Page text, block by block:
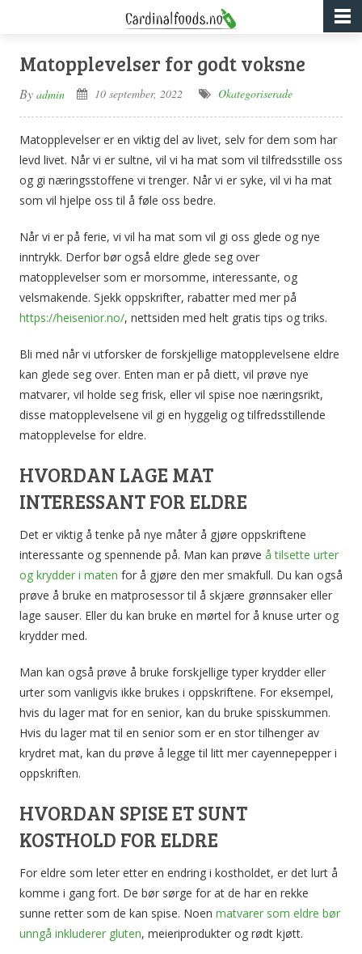
Matopplevelser for godt voksne
By admin 10 september, 2022 Okategoriserade
Matopplevelser er en viktig del av livet, selv for dem som har
levd livet. Når vi er sultne, vil vi ha mat som vil tilfredsstille oss
og gi næringsstoffene vi trenger. Når vi er syke, vil vi ha mat
som vil hjelpe oss til å føle oss bedre.
Når vi er på ferie, vi vil ha mat som vil gi oss glede og nye
inntrykk. Derfor bør også eldre glede seg over
matopplevelser som er morsomme, interessante, og
velsmakende. Sjekk oppskrifter, rabatter med mer på
https://heisenior.no/, nettsiden med helt gratis tips og triks.
Bli med når vi utforsker de forskjellige matopplevelsene eldre
kan glede seg over. Enten man er på diett, vil prøve nye
matvarer, vil holde seg frisk, eller vil spise noe næringsrikt,
disse matopplevelsene vil gi en hyggelig og tilfredsstillende
matopplevelse for eldre.
HVORDAN LAGE MAT
INTERESSANT FOR ELDRE
Det er viktig å tenke på nye måter å gjøre oppskriftene
interessante og spennende på. Man kan prøve å tilsette urter
og krydder i maten for å gjøre den mer smakfull. Du kan også
prøve å bruke en matprosessor til å skjære grønnsaker eller
lage sauser. Eller du kan bruke en mørtel for å knuse urter og
krydder med.
Man kan også prøve å bruke forskjellige typer krydder eller
urter som vanligvis ikke brukes i oppskriftene. For eksempel,
hvis du lager mat for en senior, kan du bruke spisskummen.
Hvis du lager mat til en senior som er en stor tilhenger av
krydret mat, kan du prøve å legge til litt mer cayennepepper i
oppskriften.
HVORDAN SPISE ET SUNT
KOSTHOLD FOR ELDRE
For eldre som leter etter en endring i kostholdet, er det lurt å
komme i gang fort. De bør sørge for at de har en rekke
sunne retter som de kan spise. Noen matvarer som eldre bør
unngå inkluderer gluten, meieriprodukter og rødt kjøtt.